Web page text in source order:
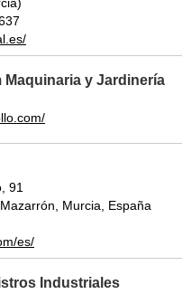
y Jardinería
91
Murcia, España
es/
Industriales